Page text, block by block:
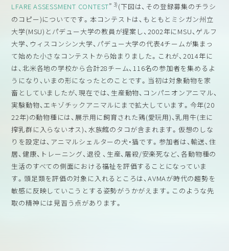
LFARE ASSESSMENT CONTEST” 3) (下図は、その登録募集のチラシ
のコピー)についてです。本コンテストは、もともとミシガン州立
大学(MSU)とパデュー大学の教員が提案し、2002年にMSU、ゲルフ
大学、ウィスコンシン大学、パデュー大学の代表4チームが集まっ
て始めた小さなコンテストから始まりました。これが、2014年に
は、北米各地の学校から合計28チーム、116名の参加者を集めるよ
うになり、いまの形になったとのことです。当初は対象動物を家
畜としていましたが、現在では、生産動物、コンパニオンアニマル、
実験動物、エキゾチックアニマルにまで拡大しています。今年(20
22年)の動物種には、展示用に飼育された鶏(愛玩用)、乳用牛(主に
搾乳群に入らないオス)、水族館のタコが含まれます。仮想のしな
りを設定は、アニマルシェルターの犬・猫です。参加者は、輸送、住
居、健康、トレーニング、退役 、生産、屠殺/安楽死など、各動物種の
生活のすべての側面における福祉を評価することになっていま
す。頭足類を評価の対象に入れるところは、AVMAが時代の趨勢を
敏感に反映していこうとする姿勢がうかがえます。このような先
取の精神には見習う点があります。